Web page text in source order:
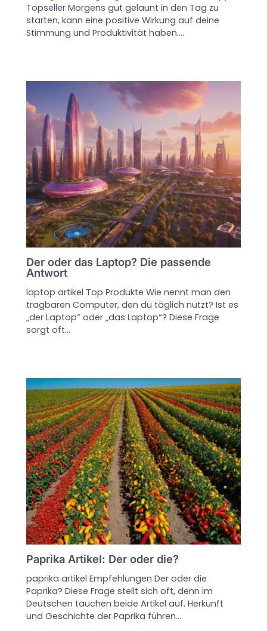
Topseller Morgens gut gelaunt in den Tag zu
starten, kann eine positive Wirkung auf deine
Stimmung und Produktivität haben.…
Der oder das Laptop? Die passende
Antwort
laptop artikel Top Produkte Wie nennt man den
tragbaren Computer, den du täglich nutzt? Ist es
„der Laptop“ oder „das Laptop“? Diese Frage
sorgt oft…
Paprika Artikel: Der oder die?
paprika artikel Empfehlungen Der oder die
Paprika? Diese Frage stellt sich oft, denn im
Deutschen tauchen beide Artikel auf. Herkunft
und Geschichte der Paprika führen…